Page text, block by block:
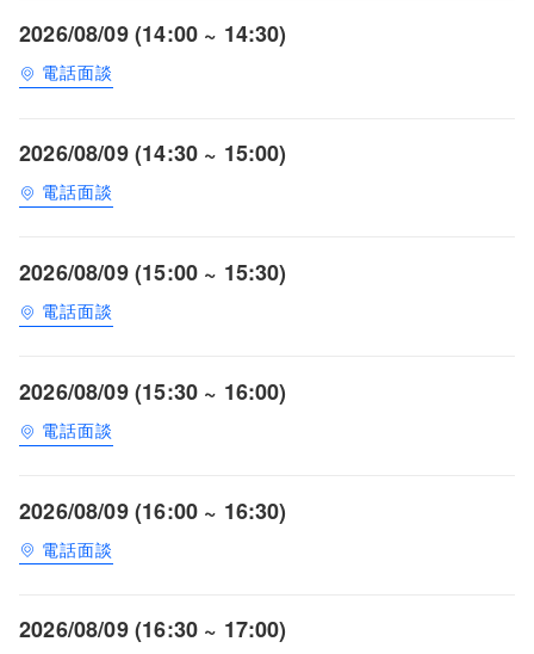
2026/08/09 (14:00 ~ 14:30)
電話面談
2026/08/09 (14:30 ~ 15:00)
電話面談
2026/08/09 (15:00 ~ 15:30)
電話面談
2026/08/09 (15:30 ~ 16:00)
電話面談
2026/08/09 (16:00 ~ 16:30)
電話面談
2026/08/09 (16:30 ~ 17:00)